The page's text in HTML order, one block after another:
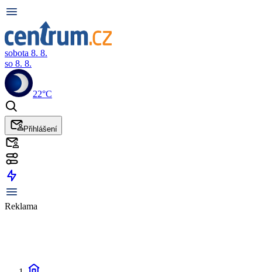
sobota 8. 8.
so 8. 8.
22°C
Přihlášení
Reklama